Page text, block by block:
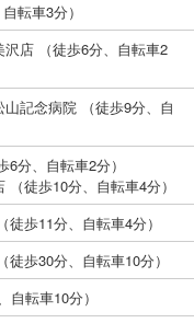
転車3分）
店 （徒歩6分、自転車2
記念病院 （徒歩9分、自
分、自転車2分）
徒歩10分、自転車4分）
歩11分、自転車4分）
歩30分、自転車10分）
転車10分）